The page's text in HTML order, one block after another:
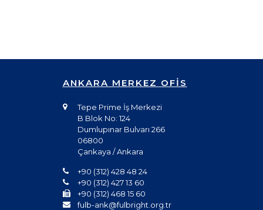
ANKARA MERKEZ OFİS
Tepe Prime İş Merkezi
B Blok No: 124
Dumlupınar Bulvarı 266
06800
Çankaya / Ankara
+90 (312) 428 48 24
+90 (312) 427 13 60
+90 (312) 468 15 60
fulb-ank@fulbright.org.tr